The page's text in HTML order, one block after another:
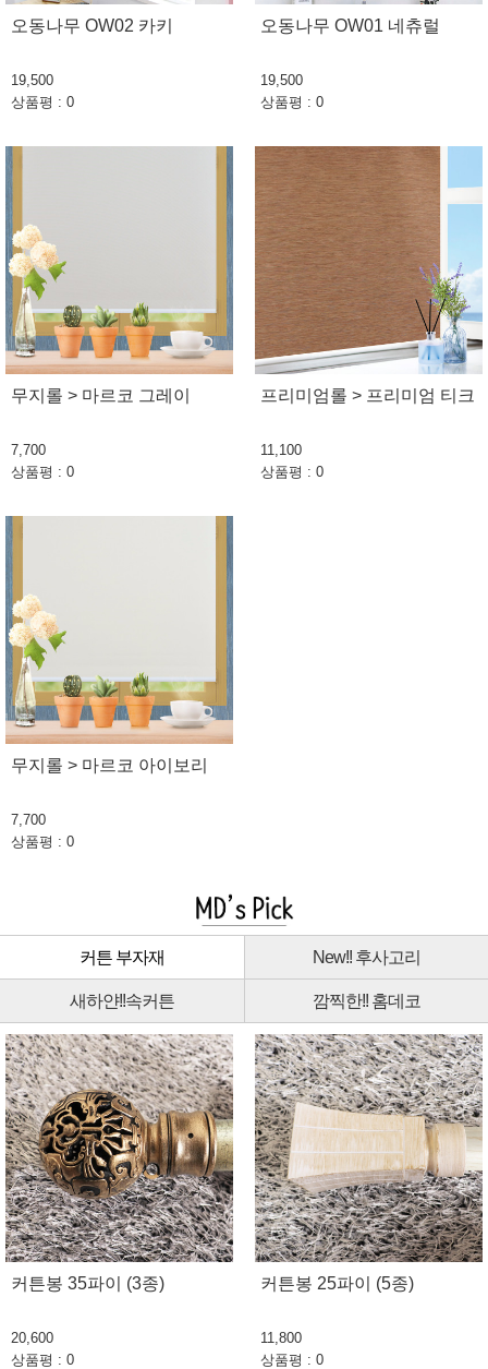
오동나무 OW02 카키
19,500
상품평 : 0
오동나무 OW01 네츄럴
19,500
상품평 : 0
무지롤 > 마르코 그레이
7,700
상품평 : 0
프리미엄롤 > 프리미엄 티크
11,100
상품평 : 0
무지롤 > 마르코 아이보리
7,700
상품평 : 0
커튼 부자재 New!! 후사고리
새하얀!!속커튼 깜찍한!! 홈데코
커튼봉 35파이 (3종)
20,600
상품평 : 0
커튼봉 25파이 (5종)
11,800
상품평 : 0